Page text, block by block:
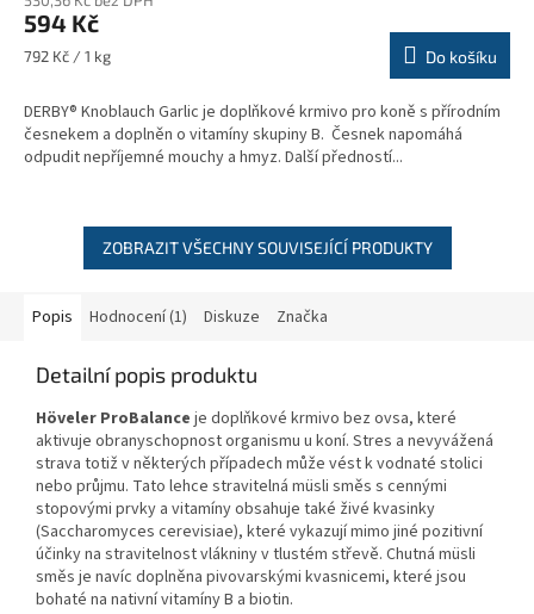
594 Kč
Měrná
792 Kč / 1 kg Do košíku
DERBY® Knoblauch Garlic je doplňkové krmivo pro koně s přírodním
česnekem a doplněn o vitamíny skupiny B. Česnek napomáhá
odpudit nepříjemné mouchy a hmyz. Další předností...
ZOBRAZIT VŠECHNY SOUVISEJÍCÍ PRODUKTY
Popis Hodnocení (1) Diskuze Značka
Detailní popis produktu
Höveler ProBalance je doplňkové krmivo bez ovsa, které
aktivuje obranyschopnost organismu u koní. Stres a nevyvážená
strava totiž v některých případech může vést k vodnaté stolici
nebo průjmu. Tato lehce stravitelná müsli směs s cennými
stopovými prvky a vitamíny obsahuje také živé kvasinky
(Saccharomyces cerevisiae), které vykazují mimo jiné pozitivní
účinky na stravitelnost vlákniny v tlustém střevě. Chutná müsli
směs je navíc doplněna pivovarskými kvasnicemi, které jsou
bohaté na nativní vitamíny B a biotin.